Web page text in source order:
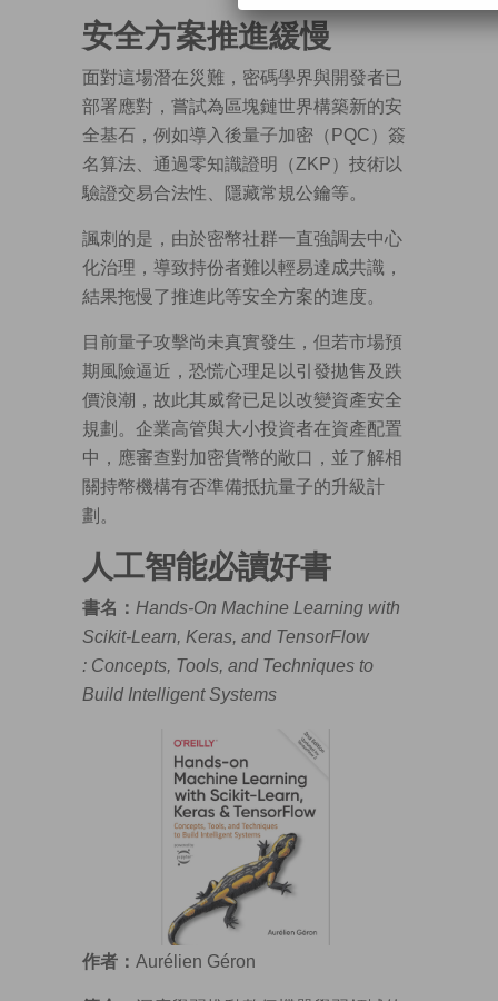
安全方案推進緩慢
面對這場潛在災難，密碼學界與開發者已
部署應對，嘗試為區塊鏈世界構築新的安
全基石，例如導入後量子加密（PQC）簽
名算法、通過零知識證明（ZKP）技術以
驗證交易合法性、隱藏常規公鑰等。
諷刺的是，由於密幣社群一直強調去中心
化治理，導致持份者難以輕易達成共識，
結果拖慢了推進此等安全方案的進度。
目前量子攻擊尚未真實發生，但若市場預
期風險逼近，恐慌心理足以引發拋售及跌
價浪潮，故此其威脅已足以改變資產安全
規劃。企業高管與大小投資者在資產配置
中，應審查對加密貨幣的敞口，並了解相
關持幣機構有否準備抵抗量子的升級計
劃。
人工智能必讀好書
書名： Hands-On Machine Learning with
Scikit-Learn, Keras, and TensorFlow
: Concepts, Tools, and Techniques to
Build Intelligent Systems
作者： Aurélien Géron